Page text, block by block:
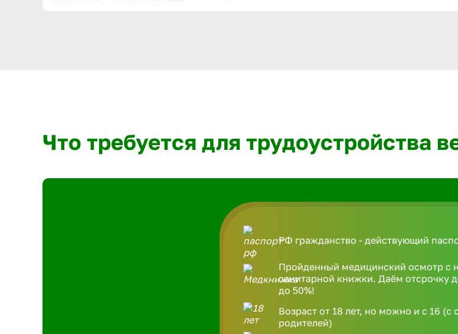
Что требуется для трудоустройства
РФ гражданство - действующий
Пройденный медицинский осмотр с
санитарной книжки. Даём отсрочку
до 50%!
Возраст от 18 лет, но можно и с 16 (с
родителей)